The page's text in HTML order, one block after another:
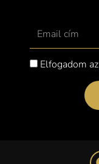
Email
Elfogadom az